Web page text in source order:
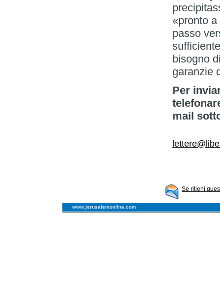
«pronto a
passo
bisogno
garanzie
Per
mail
Se ritieni
www.jerusalemonline.com